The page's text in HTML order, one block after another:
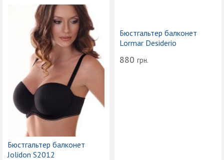
Бюстгальтер балконет
Jolidon S2012
Бюстгальтер балконет
Lormar Desiderio
880 грн.